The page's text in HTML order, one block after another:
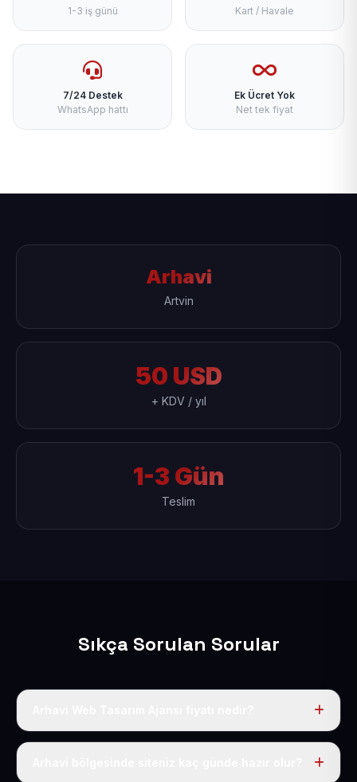
1-3 iş günü
Kart / Havale
7/24 Destek
WhatsApp hattı
Ek Ücret Yok
Net tek fiyat
Arhavi
Artvin
50 USD
+ KDV / yıl
1-3 Gün
Teslim
Sıkça Sorulan Sorular
Tek fiyat uygulanır: yıllık 50 USD + KDV. Bu bedele alan